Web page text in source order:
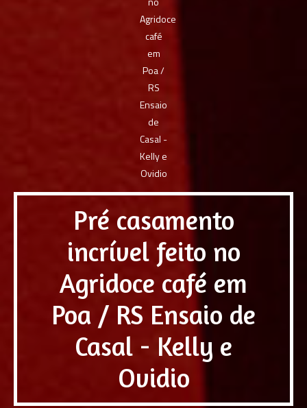
Pré casamento
incrível feito no
Agridoce café em
Poa / RS Ensaio de
Casal - Kelly e
Ovidio